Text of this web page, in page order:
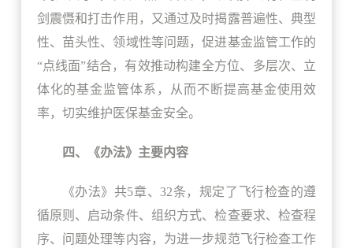
剑震慑和打击作用，又通过及时揭露普遍性、典型
性、苗头性、领域性等问题，促进基金监管工作的
“点线面”结合，有效推动构建全方位、多层次、立
体化的基金监管体系，从而不断提高基金使用效
率，切实维护医保基金安全。
四、《办法》主要内容
《办法》共5章、32条，规定了飞行检查的遵
循原则、启动条件、组织方式、检查要求、检查程
序、问题处理等内容，为进一步规范飞行检查工作